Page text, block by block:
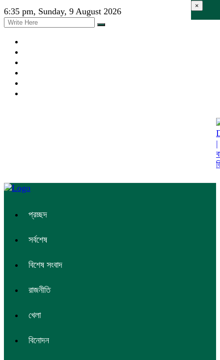
6:35 pm, Sunday, 9 August 2026
প্রচ্ছদ
সর্বশেষ
বিশেষ সংবাদ
রাজনীতি
খেলা
বিনোদন
×